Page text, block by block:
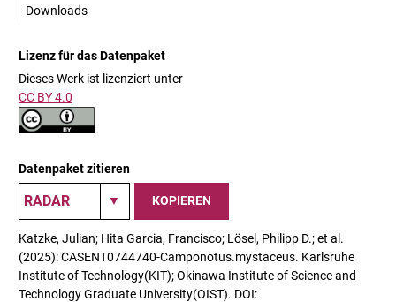
Downloads
Lizenz für das Datenpaket
Dieses Werk ist lizenziert unter
CC BY 4.0
Datenpaket zitieren
KOPIEREN
Katzke, Julian; Hita Garcia, Francisco; Lösel, Philipp D.; et al.
(2025): CASENT0744740-Camponotus.mystaceus. Karlsruhe
Institute of Technology(KIT); Okinawa Institute of Science and
Technology Graduate University(OIST). DOI: